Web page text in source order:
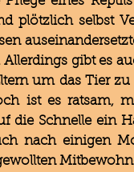
plötzlich selbst
gibt es
um das Tier
ist es ratsam,
die Schnelle ein
nach einigen